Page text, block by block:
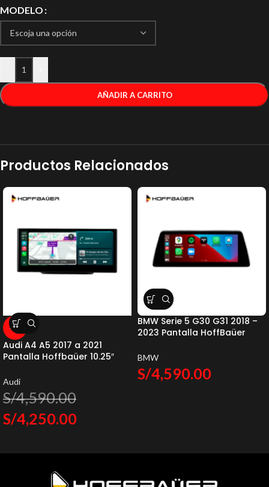
MODELO
AÑADIR A CARRITO
Productos Relacionados
-7%
Audi A4 A5 2017 a 2021
Pantalla Hoffbaüer 10.25″
Audi
S/4,590.00
S/4,250.00
BMW Serie 5 G30 G31 2018 –
2023 Pantalla HoffBaüer
Android Auto Hoffmann &
Baüer
BMW
S/4,590.00